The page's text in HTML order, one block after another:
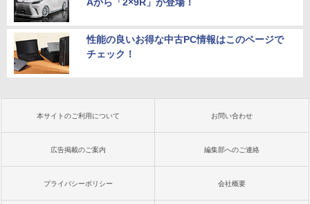
Aから「2×9R」が登場！
性能の良いお得な中古PC情報はこのページで
チェック！
本サイトのご利用について お問い合わせ
広告掲載のご案内 編集部へのご連絡
プライバシーポリシー 会社概要